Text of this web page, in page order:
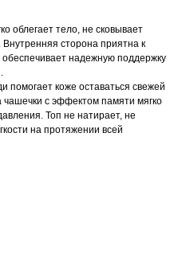
облегает тело, не сковывает
сторона приятна к
обеспечивает надежную поддержку
помогает коже оставаться свежей
чашечки с эффектом памяти мягко
Топ не натирает, не
на протяжении всей